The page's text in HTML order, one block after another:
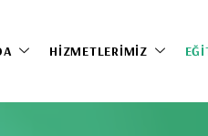
HIZMETLERIMIZ